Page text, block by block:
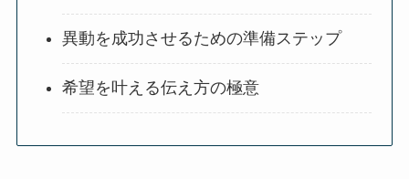
異動を成功させるための準備ステップ
希望を叶える伝え方の極意